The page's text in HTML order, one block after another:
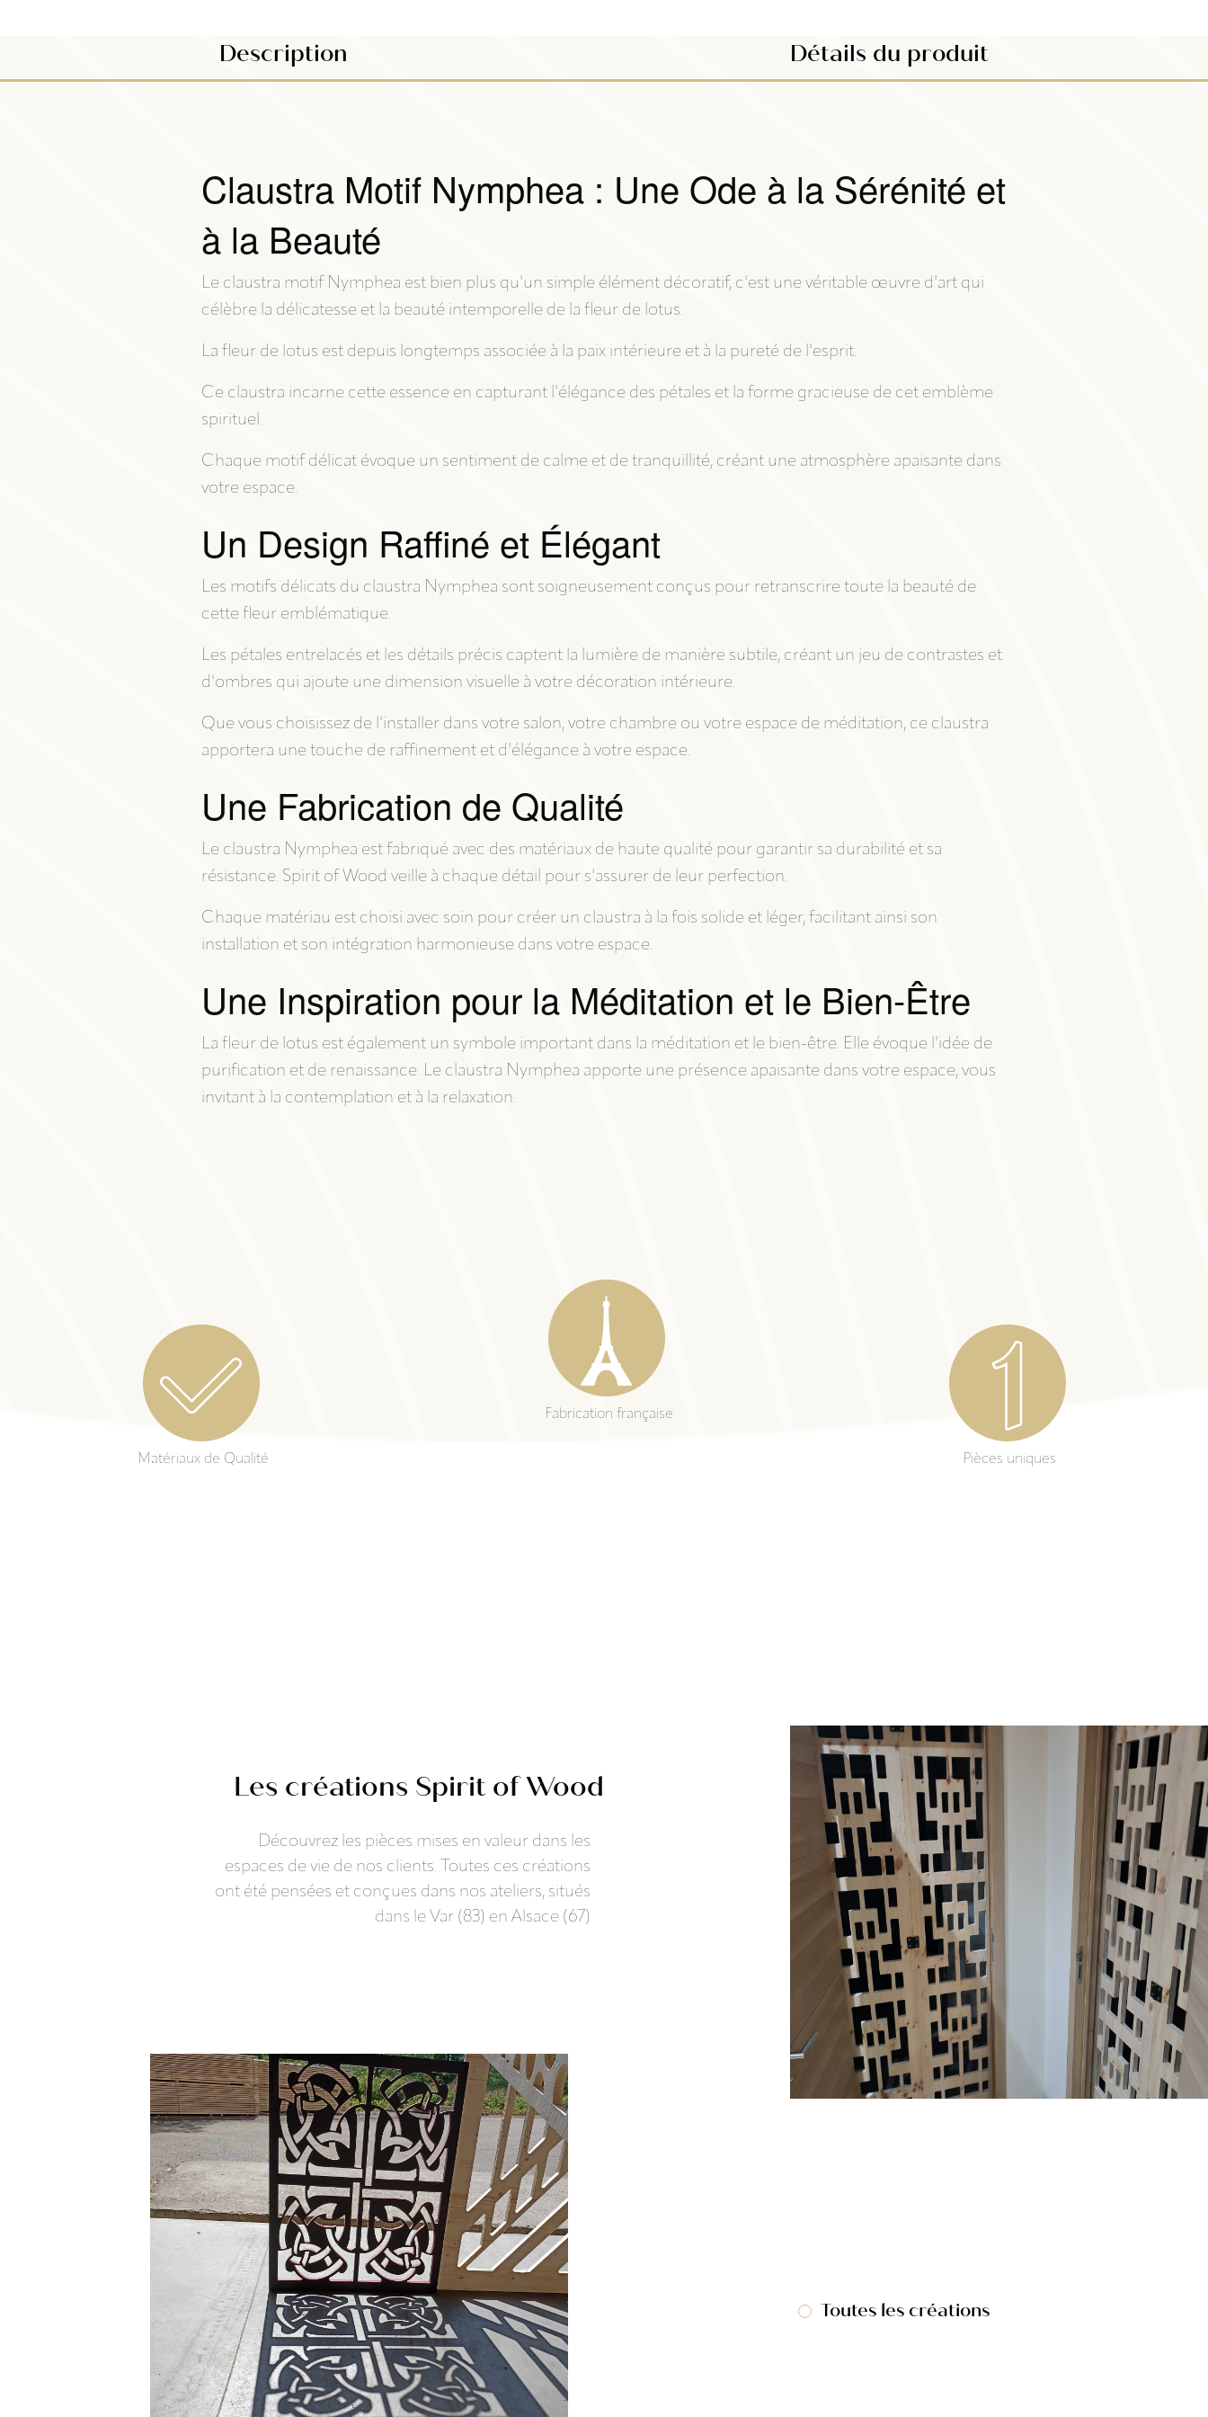
Description Détails du produit
Claustra Motif Nymphea : Une Ode à la Sérénité et
à la Beauté
Le claustra motif Nymphea est bien plus qu'un simple élément décoratif, c'est une véritable œuvre d'art qui
célèbre la délicatesse et la beauté intemporelle de la fleur de lotus.
La fleur de lotus est depuis longtemps associée à la paix intérieure et à la pureté de l'esprit.
Ce claustra incarne cette essence en capturant l'élégance des pétales et la forme gracieuse de cet emblème
spirituel.
Chaque motif délicat évoque un sentiment de calme et de tranquillité, créant une atmosphère apaisante dans
votre espace.
Un Design Raffiné et Élégant
Les motifs délicats du claustra Nymphea sont soigneusement conçus pour retranscrire toute la beauté de
cette fleur emblématique.
Les pétales entrelacés et les détails précis captent la lumière de manière subtile, créant un jeu de contrastes et
d'ombres qui ajoute une dimension visuelle à votre décoration intérieure.
Que vous choisissez de l'installer dans votre salon, votre chambre ou votre espace de méditation, ce claustra
apportera une touche de raffinement et d'élégance à votre espace.
Une Fabrication de Qualité
Le claustra Nymphea est fabriqué avec des matériaux de haute qualité pour garantir sa durabilité et sa
résistance. Spirit of Wood veille à chaque détail pour s'assurer de leur perfection.
Chaque matériau est choisi avec soin pour créer un claustra à la fois solide et léger, facilitant ainsi son
installation et son intégration harmonieuse dans votre espace.
Une Inspiration pour la Méditation et le Bien-Être
La fleur de lotus est également un symbole important dans la méditation et le bien-être. Elle évoque l'idée de
purification et de renaissance. Le claustra Nymphea apporte une présence apaisante dans votre espace, vous
invitant à la contemplation et à la relaxation.
Matériaux de Qualité
Fabrication française
Pièces uniques
Les créations Spirit of Wood
Découvrez les pièces mises en valeur dans les
espaces de vie de nos clients. Toutes ces créations
ont été pensées et conçues dans nos ateliers, situés
dans le Var (83) en Alsace (67)
Toutes les créations